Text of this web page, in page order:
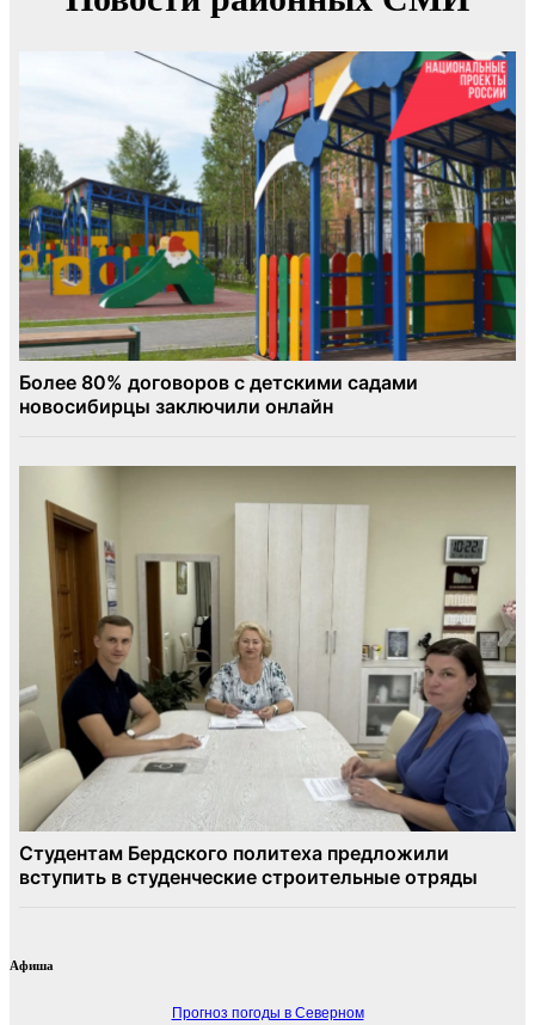
Афиша
Прогноз погоды в Северном